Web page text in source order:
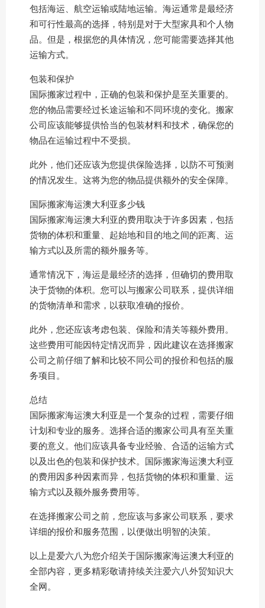
包括海运、航空运输或陆地运输。海运通常是最经济
和可行性最高的选择，特别是对于大型家具和个人物
品。但是，根据您的具体情况，您可能需要选择其他
运输方式。
包装和保护
国际搬家过程中，正确的包装和保护是至关重要的。
您的物品需要经过长途运输和不同环境的变化。搬家
公司应该能够提供恰当的包装材料和技术，确保您的
物品在运输过程中不受损。
此外，他们还应该为您提供保险选择，以防不可预测
的情况发生。这将为您的物品提供额外的安全保障。
国际搬家海运澳大利亚多少钱
国际搬家海运澳大利亚的费用取决于许多因素，包括
货物的体积和重量、起始地和目的地之间的距离、运
输方式以及所需的额外服务等。
通常情况下，海运是最经济的选择，但确切的费用取
决于货物的体积。您可以与搬家公司联系，提供详细
的货物清单和需求，以获取准确的报价。
此外，您还应该考虑包装、保险和清关等额外费用。
这些费用可能因特定情况而异，因此建议在选择搬家
公司之前仔细了解和比较不同公司的报价和包括的服
务项目。
总结
国际搬家海运澳大利亚是一个复杂的过程，需要仔细
计划和专业的服务。选择合适的搬家公司具有至关重
要的意义。他们应该具备专业经验、合适的运输方式
以及出色的包装和保护技术。国际搬家海运澳大利亚
的费用因多种因素而异，包括货物的体积和重量、运
输方式以及额外服务费用等。
在选择搬家公司之前，您应该与多家公司联系，要求
详细的报价和服务范围，以便做出明智的决策。
以上是爱六八为您介绍关于国际搬家海运澳大利亚的
全部内容，更多精彩敬请持续关注爱六八外贸知识大
全网。